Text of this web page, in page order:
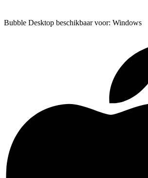
Bubble Desktop beschikbaar voor: Windows